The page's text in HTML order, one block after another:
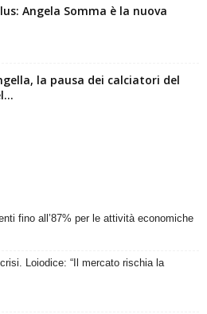
Angela Somma è la nuova
la pausa dei calciatori del
fino all’87% per le attività economiche
Loiodice: “Il mercato rischia la